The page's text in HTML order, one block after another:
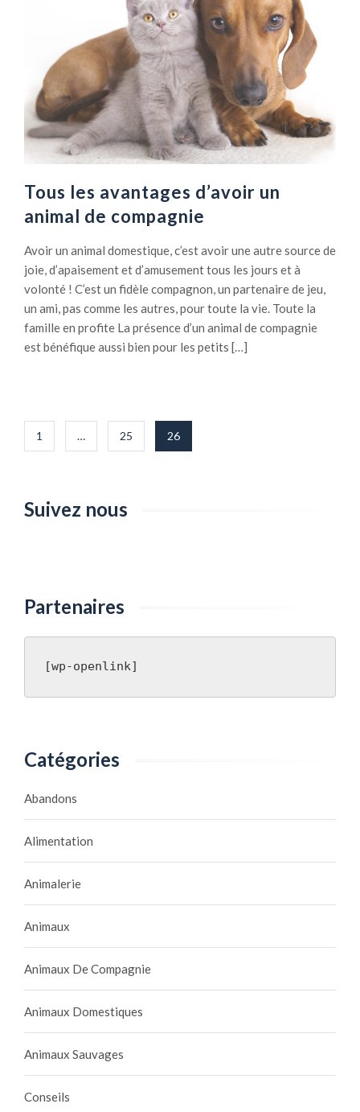
Tous les avantages d’avoir un
animal de compagnie
Avoir un animal domestique, c’est avoir une autre source de
joie, d’apaisement et d’amusement tous les jours et à
volonté ! C’est un fidèle compagnon, un partenaire de jeu,
un ami, pas comme les autres, pour toute la vie. Toute la
famille en profite La présence d’un animal de compagnie
est bénéfique aussi bien pour les petits […]
Pagination
des
1 … 25 26
Suivez nous
Partenaires
[wp-openlink]
Catégories
Abandons
Alimentation
Animalerie
Animaux
Animaux De Compagnie
Animaux Domestiques
Animaux Sauvages
Conseils